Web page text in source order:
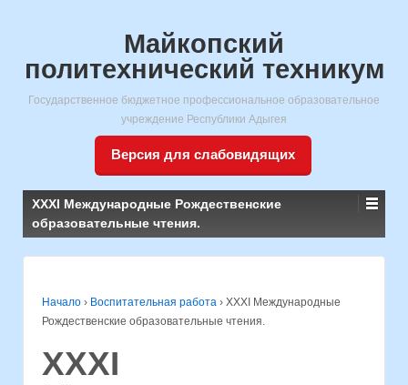
Майкопский
политехнический техникум
Государственное бюджетное профессиональное образовательное
учреждение Республики Адыгея
Версия для слабовидящих
ХХХI Международные Рождественские
образовательные чтения.
Начало › Воспитательная работа › ХХХI Международные
Рождественские образовательные чтения.
ХХХI